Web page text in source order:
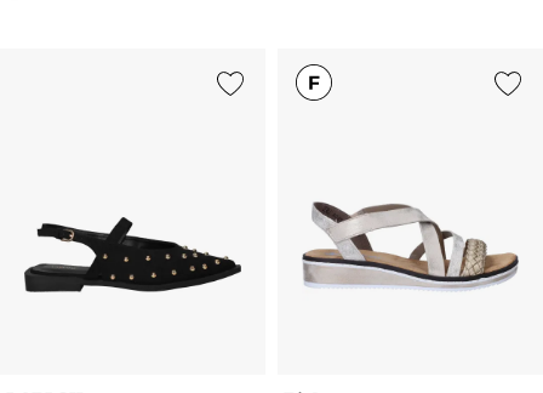
Add to Wishlist Add to